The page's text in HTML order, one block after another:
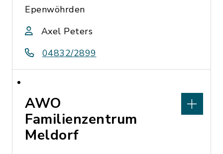
Epenwöhrden
Axel Peters
04832/2899
AWO
Familienzentrum
Meldorf